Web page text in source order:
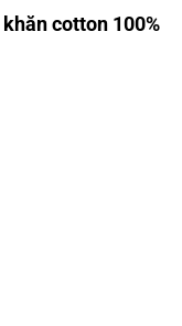
khăn cotton 100%